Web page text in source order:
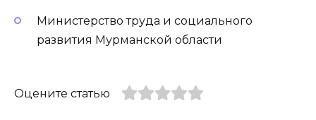
Министерство труда и социального
развития Мурманской области
Оцените статью